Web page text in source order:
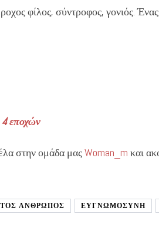
φίλος, σύντροφος, γονιός.
εποχών
στην ομάδα μαςWoman_m και
ΑΝΘΡΩΠΟΣ ΕΥΓΝΩΜΟΣΥΝΗ